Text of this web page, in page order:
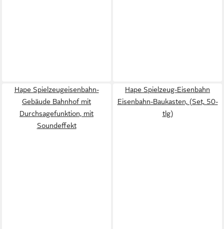
Hape Spielzeugeisenbahn-
Gebäude Bahnhof mit
Durchsagefunktion, mit
Soundeffekt
Hape Spielzeug-Eisenbahn
Eisenbahn-Baukasten, (Set, 50-
tlg)